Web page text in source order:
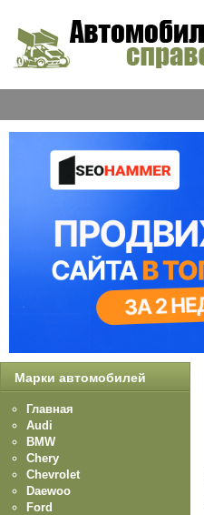
Марки автомобилей
Главная
Audi
BMW
Chery
Chevrolet
Daewoo
Ford